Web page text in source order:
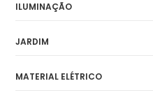
ILUMINAÇÃO
JARDIM
MATERIAL ELÉTRICO